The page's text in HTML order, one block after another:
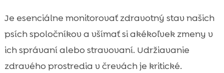
Je esenciálne monitorovať zdravotný stav našich
psích spoločníkov a všímať si akékoľvek zmeny v
ich správaní alebo stravovaní. Udržiavanie
zdravého prostredia v črevách je kritické.